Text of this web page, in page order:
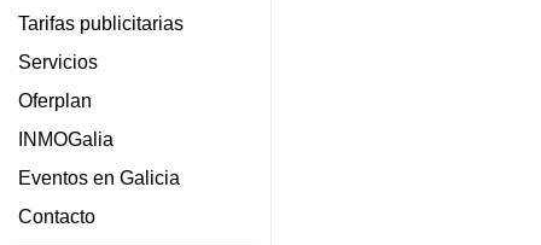
Tarifas publicitarias
Servicios
Oferplan
INMOGalia
Eventos en Galicia
Contacto